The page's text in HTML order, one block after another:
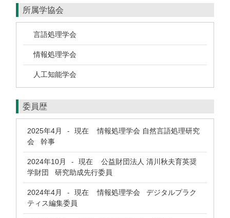
所属学協会
言語処理学会
情報処理学会
人工知能学会
委員歴
2025年4月 - 現在 情報処理学会 自然言語処理研究
会 幹事
2024年10月 - 現在 公益財団法人 清川秋夫育英奨
学財団 研究助成先行委員
2024年4月 - 現在 情報処理学会 デジタルプラク
ティス編集委員